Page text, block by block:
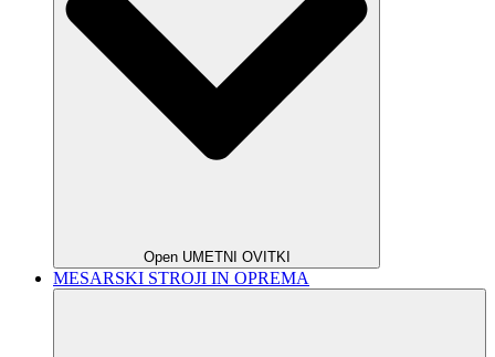
Open UMETNI OVITKI
MESARSKI STROJI IN OPREMA